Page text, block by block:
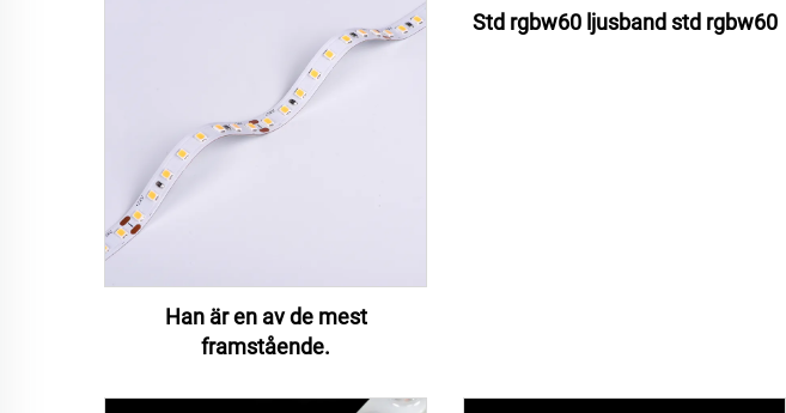
Han är en av de mest
framstående.
Std rgbw60 ljusband std rgbw60